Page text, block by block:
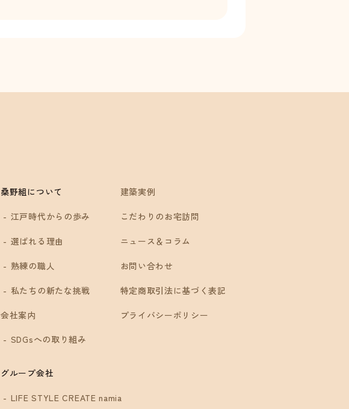
桑野組について
江戸時代からの歩み
選ばれる理由
熟練の職人
私たちの新たな挑戦
会社案内
SDGsへの取り組み
グループ会社
LIFE STYLE CREATE namia
建築実例
こだわりのお宅訪問
ニュース＆コラム
お問い合わせ
特定商取引法に基づく表記
プライバシーポリシー